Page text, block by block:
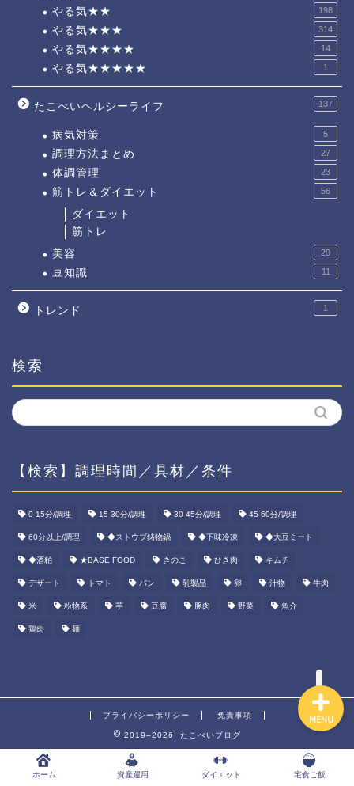
やる気★★ 198
やる気★★★ 314
やる気★★★★ 14
やる気★★★★★ 1
たこべいヘルシーライフ 137
病気対策 5
調理方法まとめ 27
体調管理 23
筋トレ＆ダイエット 56
ダイエット
筋トレ
美容
20
豆知識 11
トレンド 1
検索
【検索】調理時間／具材／条件
0-15分/調理 15-30分/調理 30-45分/調理 45-60分/調理
60分以上/調理 ◆ストウブ鋳物鍋 ◆下味冷凍 ◆大豆ミート
◆酒粕 ★BASE FOOD きのこ ひき肉 キムチ
デザート トマト パン 乳製品 卵 汁物 牛肉
米 粉物系 芋 豆腐 豚肉 野菜 魚介
鶏肉 麺
プライバシーポリシー 免責事項
2019–2026 たこべいブログ
ホーム 資産運用 ダイエット 宅食ご飯
MENU
ホーム
資産運用
ダイエット